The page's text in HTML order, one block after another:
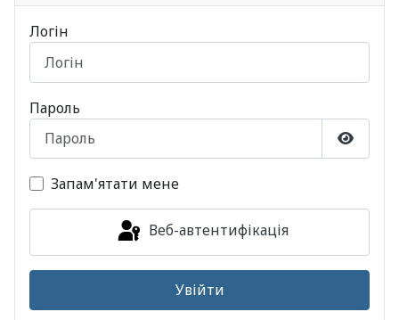
Логін
Пароль
Запам'ятати мене
Веб-автентифікація
Увійти